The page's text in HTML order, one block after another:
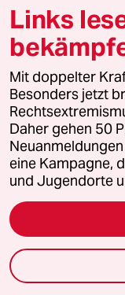
fernverbindung
klima update°
Mauerecho
Freie Rede
reingehen
Newsletter
Links
Mit doppelter
Besonders jetzt
Daher gehen 50
eine Kampagne,
und Jugendorte